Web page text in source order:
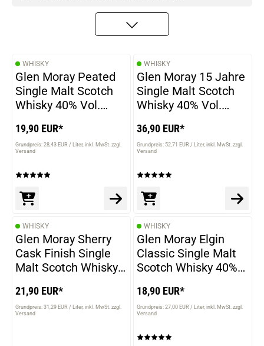
WHISKY
Glen Moray Peated
Single Malt Scotch
Whisky 40% Vol.
19,90 EUR*
Grundpreis: 28,43 EUR / Liter inkl. MwSt. zzgl.
Versand
WHISKY
Glen Moray 15 Jahre
Single Malt Scotch
Whisky 40% Vol.
36,90 EUR*
Grundpreis: 52,71 EUR / Liter inkl. MwSt. zzgl.
Versand
WHISKY
Glen Moray Sherry
Cask Finish Single
Malt Scotch Whisky
21,90 EUR*
Grundpreis: 31,29 EUR / Liter inkl. MwSt. zzgl.
Versand
WHISKY
Glen Moray Elgin
Classic Single Malt
Scotch Whisky 40%
18,90 EUR*
Grundpreis: 27,00 EUR / Liter inkl. MwSt. zzgl.
Versand